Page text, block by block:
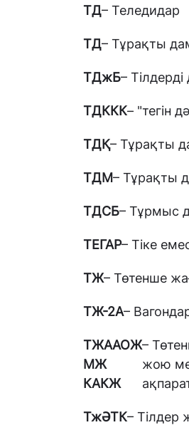
ТД– Теледидар
ТД– Тұрақты
ТДжБ–
ТДККК– "тегін
ТДҚ– Тұрақты
ТДМ– Тұрақты
ТДСБ– Тұрмыс
ТЕГАР– Тіке
ТЖ– Төтенше
ТЖ-2А–
ТЖААОЖ
МЖ
КАКЖ
–
жою
ТжӘТК– Тілдер